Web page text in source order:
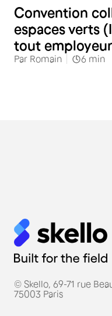
Convention
espaces verts
tout
Par Romain 6 min
© Skello, 69-71 rue
75003 Paris